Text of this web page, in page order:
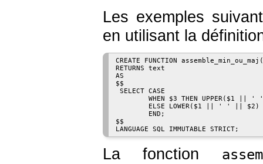
Les exemples
en utilisant la
CREATE FUNCTION
RETURNS text
AS
$$
SELECT CASE
WHEN $3 THEN UPPER($1 || '
        ELSE LOWER($1 || ' ' || $2)
        END;
$$
La fonction